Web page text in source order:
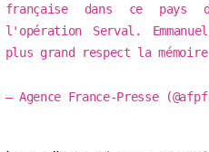
française dans ce pays
l'opération Serval.
plus grand respect la
— Agence France-Presse